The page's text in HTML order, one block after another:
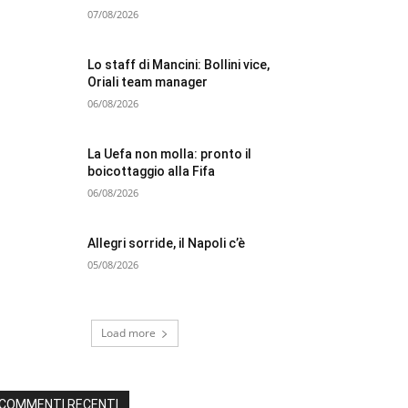
07/08/2026
Lo staff di Mancini: Bollini vice,
Oriali team manager
06/08/2026
La Uefa non molla: pronto il
boicottaggio alla Fifa
06/08/2026
Allegri sorride, il Napoli c’è
05/08/2026
Load more
RECENTI